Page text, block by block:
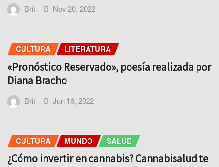
Brit Nov 20, 2022
CULTURA LITERATURA
«Pronóstico Reservado», poesía realizada por
Diana Bracho
Brit Jun 16, 2022
CULTURA MUNDO SALUD
¿Cómo invertir en cannabis? Cannabisalud te